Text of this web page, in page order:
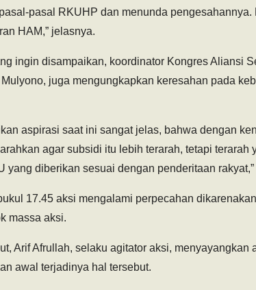
pasal RKUHP dan menunda pengesahannya.
HAM,” jelasnya.
ingin disampaikan, koordinator Kongres Aliansi
juga mengungkapkan keresahan pada
aspirasi saat ini sangat jelas, bahwa dengan
agar subsidi itu lebih terarah, tetapi terarah
yang diberikan sesuai dengan penderitaan
17.45 aksi mengalami perpecahan
massa aksi.
Arif Afrullah, selaku agitator aksi, menyayangkan
awal terjadinya hal tersebut.